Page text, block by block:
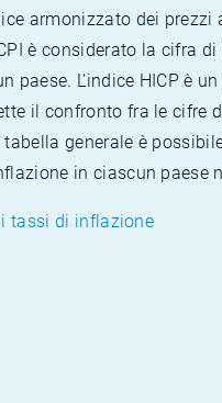
armonizzato dei prezzi
è considerato la cifra
paese. L'indice HICP è
il confronto fra le cifre
generale è
in ciascun paese
tassi di inflazione